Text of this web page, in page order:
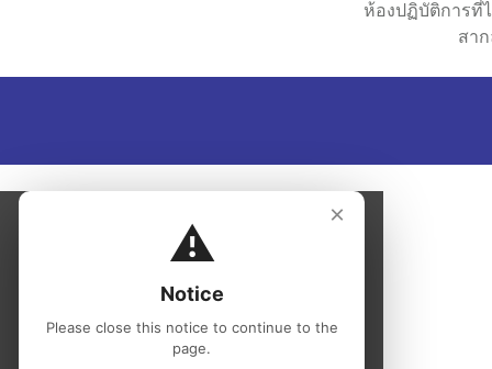
Notice
Please close this notice to continue to the
page.
Close